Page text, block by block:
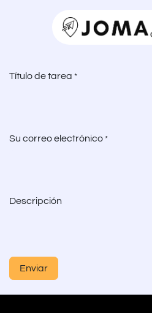
Título de tarea *
Su correo electrónico *
Descripción
Enviar